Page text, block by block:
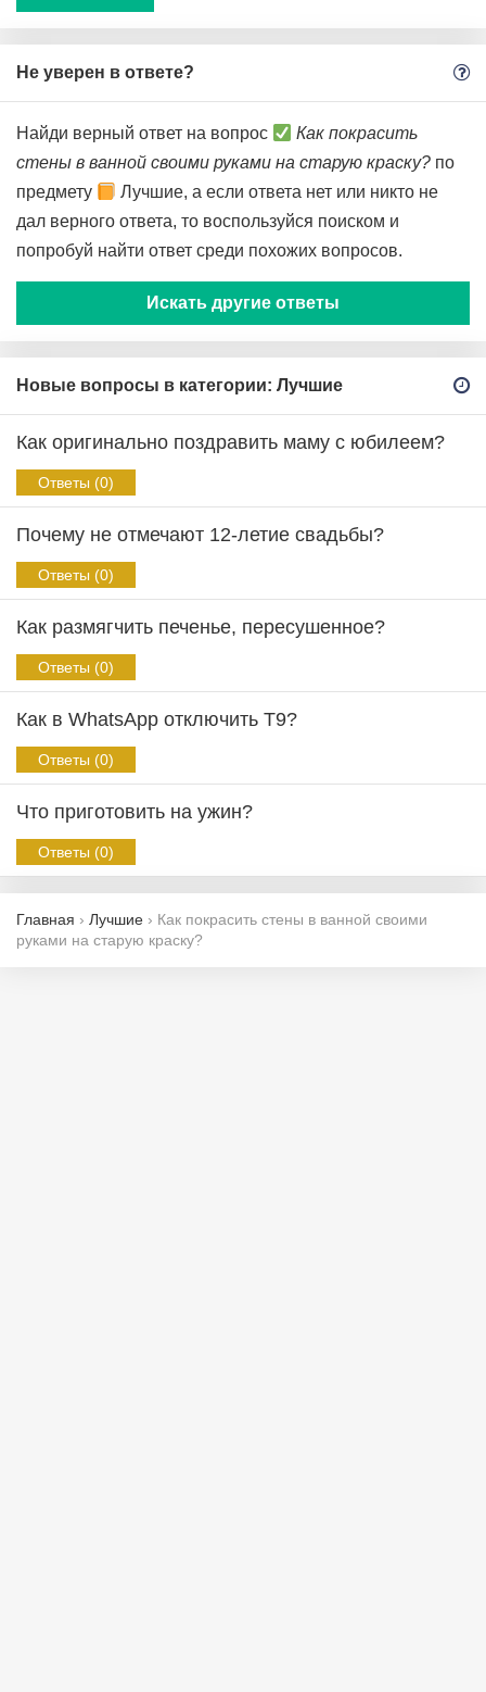
Не уверен в ответе?
Найди верный ответ на вопрос
Как покрасить
стены в ванной своими руками на старую краску? по
предмету
Лучшие, а если ответа нет или никто не
дал верного ответа, то воспользуйся поиском и
попробуй найти ответ среди похожих вопросов.
Искать другие ответы
Новые вопросы в категории: Лучшие
Как оригинально поздравить маму с юбилеем?
Ответы (0)
Почему не отмечают 12-летие свадьбы?
Ответы (0)
Как размягчить печенье, пересушенное?
Ответы (0)
Как в WhatsApp отключить T9?
Ответы (0)
Что приготовить на ужин?
Ответы (0)
Главная › Лучшие › Как покрасить стены в ванной своими
руками на старую краску?